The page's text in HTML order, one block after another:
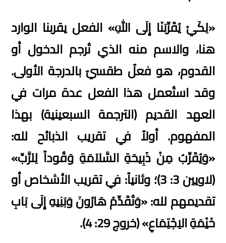
«لِكَيْ يُقَرِّبَنَا إِلَى اللهِ»الفعل يقربنا الوارد
هنا، والاسم منه الذي تُرجم الدخول أو
القدوم، هو فعلٌ طقسيٌ بالدرجة الأولى.
وقد استُعمل هذا الفعل عدة مرات في
العهد القديم(الترجمة السبعينية) بهذا
المفهوم.أولاً في تقريب الذبائح لله:
«وَيُقَرِّبُ مِنْ ذَبِيحَةِ السَّلاَمَةِ وَقُوداً لِلرَّبِّ»
(لاويين3: 3) ؛ وثانياً: في تقريب الأشخاص أو
تقديمهم لله: «وَتُقَدِّمُ هَارُونَ وَبَنِيهِ إِلَى بَابِ
خَيْمَةِ الاِجْتِمَاعِ» (خروج29: 4).